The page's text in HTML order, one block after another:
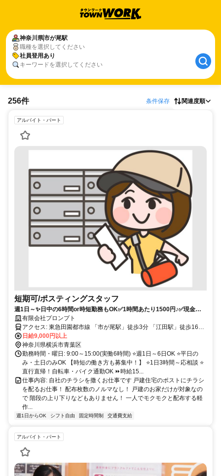
神奈川県市が尾駅
職種を選択してください
社員登用あり
キーワードを選択してください
256件 条件保存 関連度順
アルバイト・パート
短期可/ポスティングスタッフ
週1日～✨日中の6時間or時短勤務もOK✅1時間あたり1500円♪✅現金手
渡し・日払いOK✅友達と一緒に応募もOK
有限会社プロンプト
アクセス: 東急田園都市線 「市が尾駅」徒歩3分 「江田駅」徒歩16分
「藤が丘駅」徒歩22分 ※市ヶ尾本社へ集合 ※直行直帰も相談OK
日給9,000円以上
神奈川県横浜市青葉区
勤務時間・曜日: 9:00～15:00(実働6時間) ⭐週1日～6日OK ⭐平日の
み・土日のみOK 【時短の働き方も募集中！】 ⭐1日3時間～応相談 ⭐
直行直帰！自転車・バイク通勤OK ⏩時給15...
仕事内容: 自社のチラシを撒くお仕事です 戸建住宅のポストにチラシ
を配るお仕事！ 配布枚数のノルマなし！ 戸建のお家だけが対象なの
で 階段の上り下りなどもありません！ 一人でモクモクと配布する軽
作...
週1日からOK シフト自由 固定時間制 交通費支給
アルバイト・パート